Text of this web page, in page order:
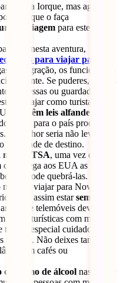
Nova Iorque, mas agora
que o faça
de viagem para este
nesta aventura,
para viajar para os
à imigração, os funcionários
Se puderes, traz as
impressas ou guardadas no
a viajar como turista.
têm leis alfandegárias
trazer para o país produtos
O melhor seria não levares
na cidade de destino.
é TSA, uma vez que a
que chega aos EUA as
pode quebrá-las.
viajar para Nova
ainda assim estarsempre
e telemóveis devem
zonas turísticas com maior
um especial cuidado no
Não deixes também
em cafés ou
consumo de álcool nas ruas e